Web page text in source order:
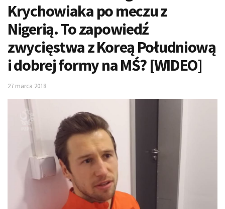
Krychowiaka po meczu z
Nigerią. To zapowiedź
zwycięstwa z Koreą Południową
i dobrej formy na MŚ? [WIDEO]
27 marca 2018